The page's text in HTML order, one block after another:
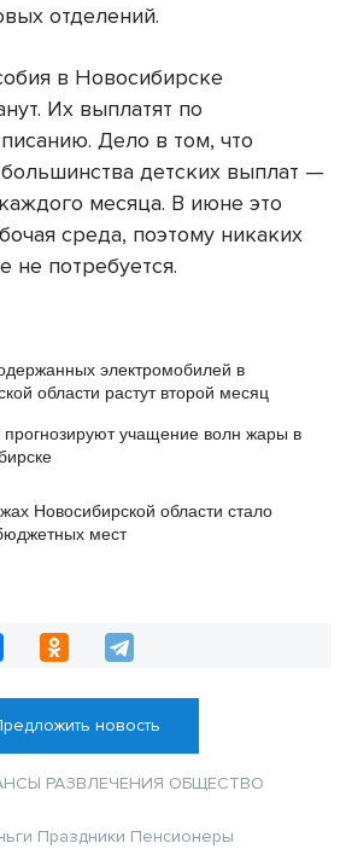
отделений.
в Новосибирске
Их выплатят по
Дело в том, что
детских выплат —
месяца. В июне это
среда, поэтому никаких
не потребуется.
электромобилей в
области растут второй месяц
учащение волн жары в
Новосибирской области стало
мест
новость
РАЗВЛЕЧЕНИЯ ОБЩЕСТВО
Праздники Пенсионеры